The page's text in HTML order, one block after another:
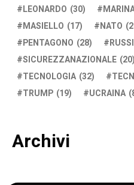
LEONARDO (30)
MASIELLO (17) NATO
PENTAGONO (28)
SICUREZZANAZIONALE (20)
TECNOLOGIA (32)
TRUMP (19) UCRAINA
Archivi